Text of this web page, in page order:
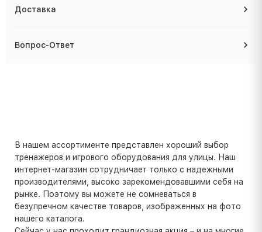
Доставка
Вопрос-Ответ
В нашем ассортименте представлен хороший выбор
тренажеров и игрового оборудования для улицы. Наш
интернет-магазин сотрудничает только с надежными
производителями, высоко зарекомендовавшими себя на
рынке. Поэтому вы можете не сомневаться в
безупречном качестве товаров, изображенных на фото
нашего каталога.